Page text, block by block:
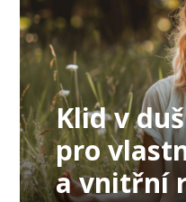
Klid v
pro
a vnitřní